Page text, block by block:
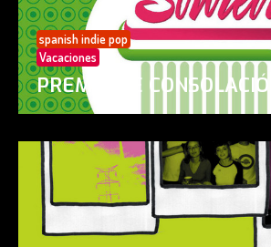
spanish indie pop
Vacaciones
PREMIO DE CONSOLACIÓN